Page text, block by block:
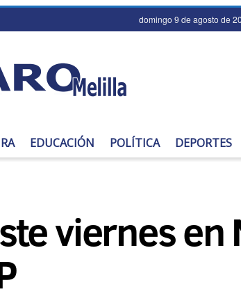
domingo 9 de agosto de
EDUCACIÓN POLÍTICA DEPORTES
viernes en